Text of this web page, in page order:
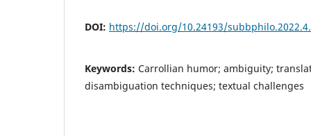
DOI: https://doi.org/10.24193/
Keywords: Carrollian humor; ambiguity;
disambiguation techniques; textual challenges